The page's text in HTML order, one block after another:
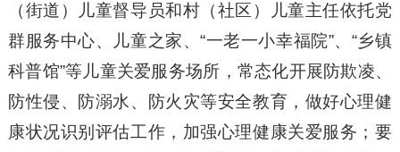
（街道）儿童督导员和村（社区）儿童主任依托党
群服务中心、儿童之家、“一老一小幸福院”、“乡镇
科普馆”等儿童关爱服务场所，常态化开展防欺凌、
防性侵、防溺水、防火灾等安全教育，做好心理健
康状况识别评估工作，加强心理健康关爱服务；要